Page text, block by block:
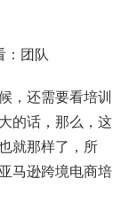
：团队
，还需要看培训
的话，那么，这
就那样了，所
马逊跨境电商培